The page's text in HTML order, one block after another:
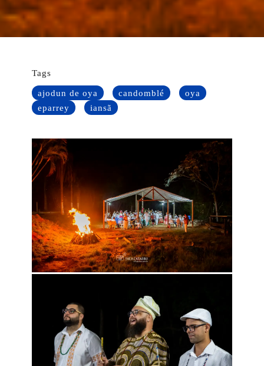
Tags
ajodun de oya
candomblé
oya
eparrey
iansã